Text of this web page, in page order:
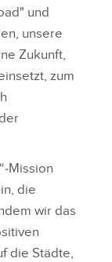
und
unsere
Zukunft,
zum
die
wir das
die Städte,